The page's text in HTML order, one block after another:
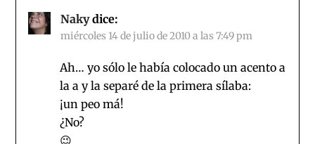
Naky dice:
miércoles 14 de julio de 2010 a las 7:49 pm
Ah… yo sólo le había colocado un acento a
la a y la separé de la primera sílaba:
¡un peo má!
¿No?
😉